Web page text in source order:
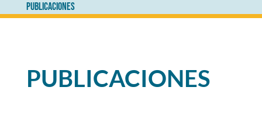
PUBLICACIONES
PUBLICACIONES